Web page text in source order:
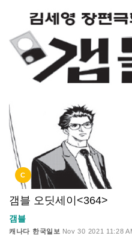
C
갬블 오딧세이<364>
갬블
캐나다 한국일보 Nov 30 2021 11:28